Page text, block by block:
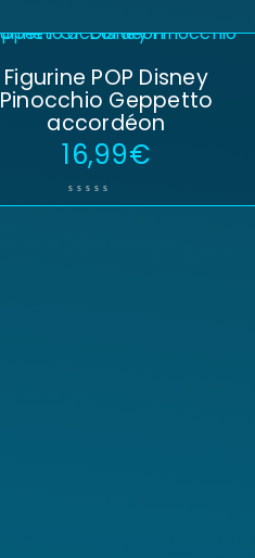
Figurine POP Disney
Pinocchio Geppetto
accordéon
16,99€